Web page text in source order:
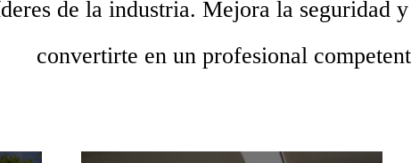
de la industria. Mejora la seguridad
convertirte en un profesional